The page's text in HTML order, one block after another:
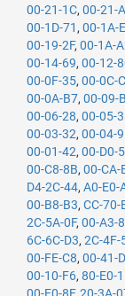
00-21-1C, 00-21-
00-1D-71 , 00-1A-
00-19-2F, 00-1A-
00-14-69, 00-12-
00-0F-35, 00-0C-
00-0A-B7, 00-09-
00-06-28, 00-05-
00-03-32, 00-04-
00-01-42, 00-D0-
00-C8-8B, 00-CA-
D4-2C-44, A0-E0-
00-B8-B3, CC-70-
2C-5A-0F, 00-A3-
6C-6C-D3, 2C-4F-
00-FE-C8, 00-41-
00-10-F6, 80-E0-